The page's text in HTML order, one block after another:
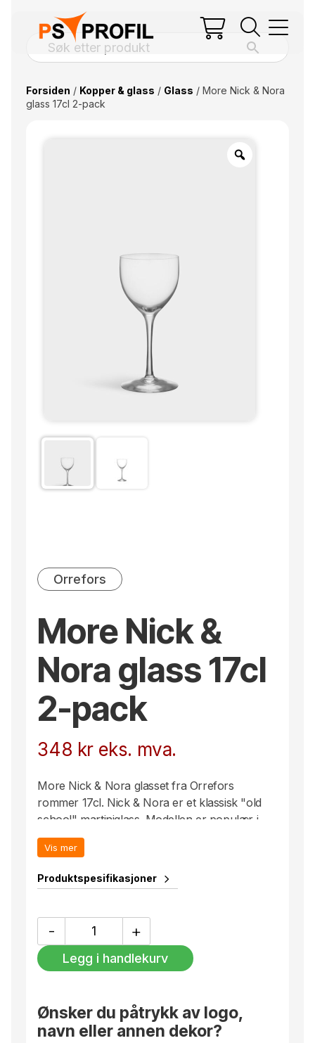
Forsiden / Kopper & glass / Glass / More Nick & Nora
glass 17cl 2-pack
Orrefors
More Nick &
Nora glass 17cl
2-pack
348 kr eks. mva.
More Nick & Nora glasset fra Orrefors
rommer 17cl. Nick & Nora er et klassisk "old
school" martiniglass. Modellen er populær i
barer rundt om i verden og går godt sammen
med drinker som Martini, Cosmopolitan and
Vis mer
Produktspesifikasjoner
-
Nick
&
Nora
2-
pack
antall
+
Legg i handlekurv
Ønsker du påtrykk av logo,
navn eller annen dekor?